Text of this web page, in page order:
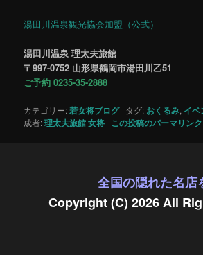
湯田川温泉観光協会加盟（公式）
湯田川温泉 理太夫旅館
〒997-0752 山形県鶴岡市湯田川乙51
ご予約 0235-35-2888
カテゴリー:若女将ブログタグ: おくるみ, イベ
成者:理太夫旅館 女将 この投稿のパーマリンク
全国の隠れた名店
Copyright (C) 2026 All